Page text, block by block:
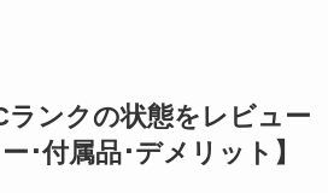
ランクの状態をレビュー
･付属品･デメリット】